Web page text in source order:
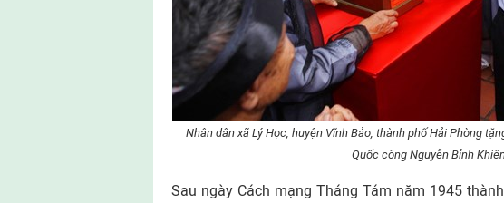
Nhân dân xã Lý Học, huyện Vĩnh Bảo, thành phố Hải Phòng
Quốc công Nguyễn Bỉnh
Sau ngày Cách mạng Tháng Tám năm 1945